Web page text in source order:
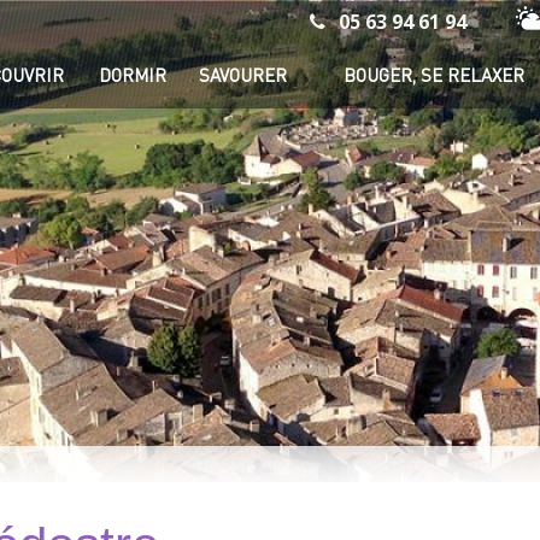
05 63 94 61 94
DORMIR SAVOURER BOUGER, SE RELAXER